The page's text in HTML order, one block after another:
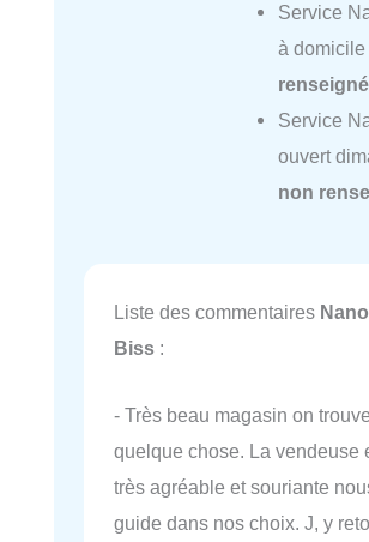
Service
à domicile
renseigné
Service
ouvert
non
Liste des commentaires
Biss :
- Très beau magasin on
quelque chose. La vendeuse
très agréable et souriante
guide dans nos choix. J, y